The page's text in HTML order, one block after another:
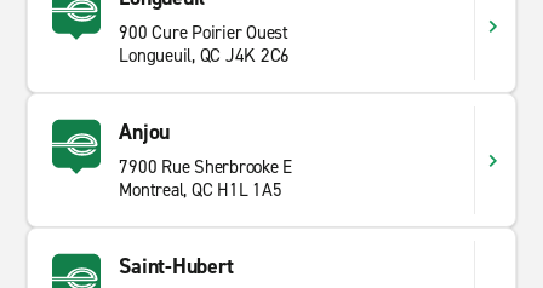
900 Cure Poirier Ouest
Longueuil, QC J4K 2C6
Anjou
7900 Rue Sherbrooke E
Montreal, QC H1L 1A5
Saint-Hubert